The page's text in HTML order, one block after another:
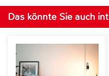
Das könnte Sie auch